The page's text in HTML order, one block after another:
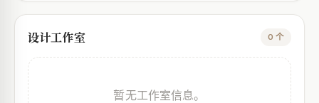
设计工作室 0 个
暂无工作室信息。